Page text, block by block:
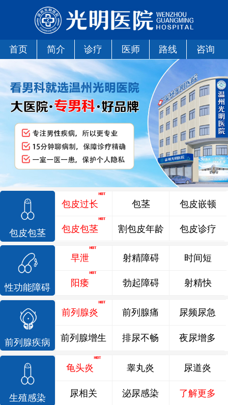
首页 简介 诊疗 医师 路线 咨询
包皮包茎
包皮过长
包皮包茎
包茎
割包皮年龄
包皮嵌顿
包皮诊疗
性功能障碍
早泄
阳痿
射精障碍
勃起障碍
时间短
射精快
前列腺疾病
前列腺炎 前列腺痛 尿频尿急
前列腺增生 排尿不畅 夜尿增多
生殖感染
龟头炎 睾丸炎 尿道炎
尿相关 泌尿感染 了解更多